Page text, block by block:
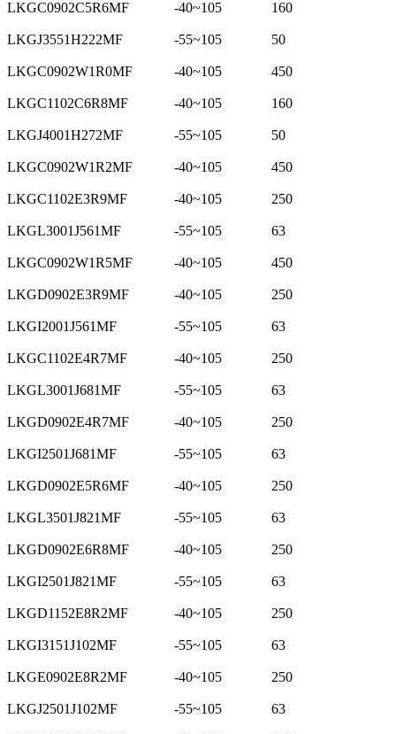
LKGC0902C5R6MF -40~105 160
LKGJ3551H222MF -55~105 50
LKGC0902W1R0MF -40~105 450
LKGC1102C6R8MF -40~105 160
LKGJ4001H272MF -55~105 50
LKGC0902W1R2MF -40~105 450
LKGC1102E3R9MF -40~105 250
LKGL3001J561MF -55~105 63
LKGC0902W1R5MF -40~105 450
LKGD0902E3R9MF -40~105 250
LKGI2001J561MF -55~105 63
LKGC1102E4R7MF -40~105 250
LKGL3001J681MF -55~105 63
LKGD0902E4R7MF -40~105 250
LKGI2501J681MF -55~105 63
LKGD0902E5R6MF -40~105 250
LKGL3501J821MF -55~105 63
LKGD0902E6R8MF -40~105 250
LKGI2501J821MF -55~105 63
LKGD1152E8R2MF -40~105 250
LKGI3151J102MF -55~105 63
LKGE0902E8R2MF -40~105 250
LKGJ2501J102MF -55~105 63